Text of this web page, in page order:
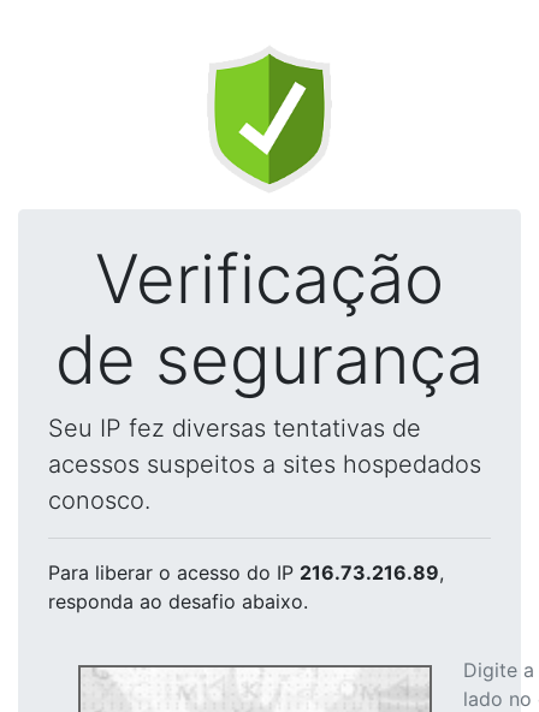
Verificação
de segurança
Seu IP fez diversas tentativas de
acessos suspeitos a sites hospedados
conosco.
Para liberar o acesso do IP 216.73.216.89,
responda ao desafio abaixo.
Digite
lado no